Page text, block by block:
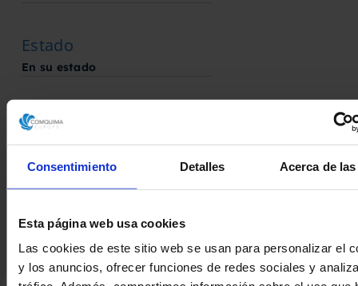
Consentimiento Detalles Acerca de
Esta página web usa cookies
Las cookies de este sitio web se usan para personalizar el
y los anuncios, ofrecer funciones de redes sociales y
Estado
En su estado
Fabricado por